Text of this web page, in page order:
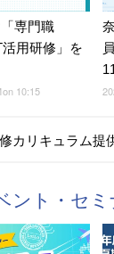
専門職
用研修」を
10:15
カリキュラム提
ント・セミ